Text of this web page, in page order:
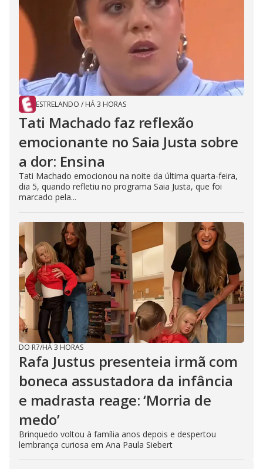
ESTRELANDO / HÁ 3 HORAS
Tati Machado faz reflexão
emocionante no Saia Justa sobre
a dor: Ensina
Tati Machado emocionou na noite da última quarta-feira,
dia 5, quando refletiu no programa Saia Justa, que foi
marcado pela...
DO R7/HÁ 3 HORAS
Rafa Justus presenteia irmã com
boneca assustadora da infância
e madrasta reage: ‘Morria de
medo’
Brinquedo voltou à família anos depois e despertou
lembrança curiosa em Ana Paula Siebert